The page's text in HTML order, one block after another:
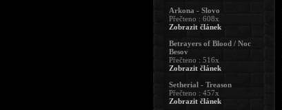
Arkona - Slovo
Přečteno : 608x
Zobrazit článek
Betrayers of Blood / Noc
Besov
Přečteno : 516x
Zobrazit článek
Setherial - Treason
Přečteno : 457x
Zobrazit článek